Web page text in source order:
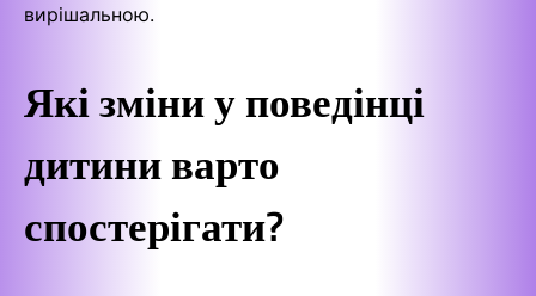
вирішальною.
Які зміни у поведінці
дитини варто
спостерігати?